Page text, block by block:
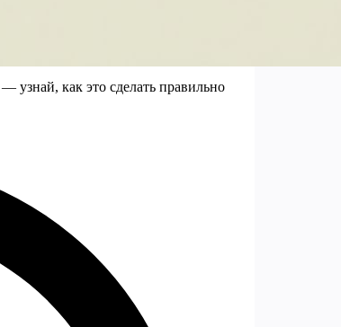
узнай, как это сделать правильно